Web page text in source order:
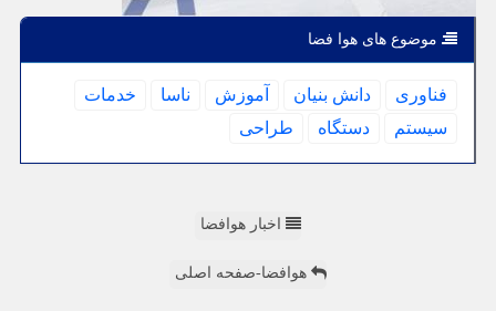
موضوع های هوا فضا
فناوری دانش بنیان آموزش ناسا
خدمات
سیستم
دستگاه طراحی
اخبار هوافضا
هوافضا-صفحه اصلی